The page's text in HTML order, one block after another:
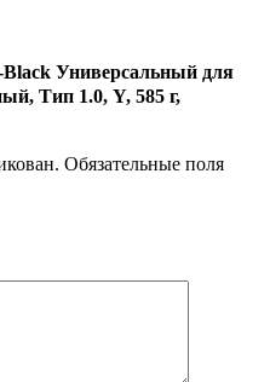
Универсальный для
Тип 1.0, Y, 585 г,
Обязательные поля